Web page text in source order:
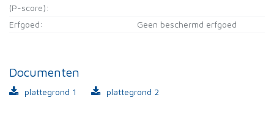
(P-score):
Erfgoed: Geen beschermd erfgoed
Documenten
plattegrond 1 plattegrond 2